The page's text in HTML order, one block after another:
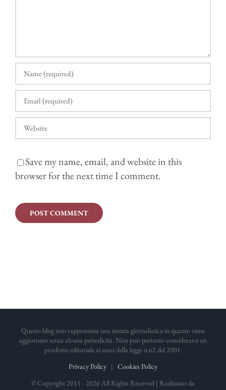
Save my name, email, and website in this
browser for the next time I comment.
Questo blog non rappresenta una testata giornalistica in quanto viene
aggiornato senza alcuna periodicità. Non può pertanto considerarsi un
prodotto editoriale ai sensi della legge n.62 del 2001.
Privacy Policy | Cookies Policy
© Copyright 2011 - 2026 All Rights Reserved | Realizzato da